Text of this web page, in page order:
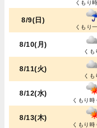
くもり
8/9(日)
くもり
8/10(月)
くも
8/11(火)
くも
8/12(水)
くもり時
8/13(木)
くもり時